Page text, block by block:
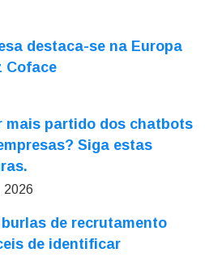
destaca-se na Europa
Coface
mais partido dos chatbots
Siga estas
2026
de recrutamento
de identificar